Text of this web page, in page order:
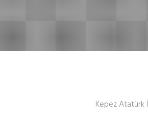
Kepez Atatürk